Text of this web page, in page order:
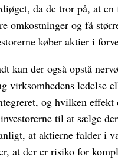
da de tror på, at
omkostninger og få
køber aktier i
kan der også opstå
virksomhedens ledelse
og hvilken effekt
til at sælge
at aktierne falder i
at der er risiko for